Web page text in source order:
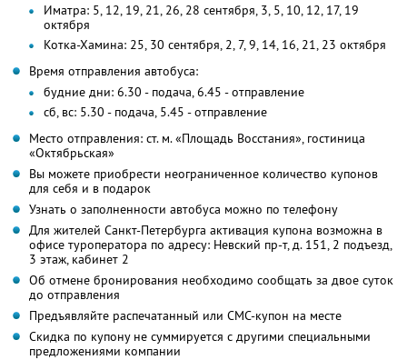
Иматра: 5, 12, 19, 21, 26, 28 сентября, 3, 5, 10, 12, 17, 19
октября
Котка-Хамина: 25, 30 сентября, 2, 7, 9, 14, 16, 21, 23 октября
Время отправления автобуса:
будние дни: 6.30 - подача, 6.45 - отправление
сб, вс: 5.30 - подача, 5.45 - отправление
Место отправления: ст. м. «Площадь Восстания», гостиница
«Октябрьская»
Вы можете приобрести неограниченное количество купонов
для себя и в подарок
Узнать о заполненности автобуса можно по телефону
Для жителей Санкт-Петербурга активация купона возможна в
офисе туроператора по адресу: Невский пр-т, д. 151, 2 подъезд,
3 этаж, кабинет 2
Об отмене бронирования необходимо сообщать за двое суток
до отправления
Предъявляйте распечатанный или СМС-купон на месте
Скидка по купону не суммируется с другими специальными
предложениями компании